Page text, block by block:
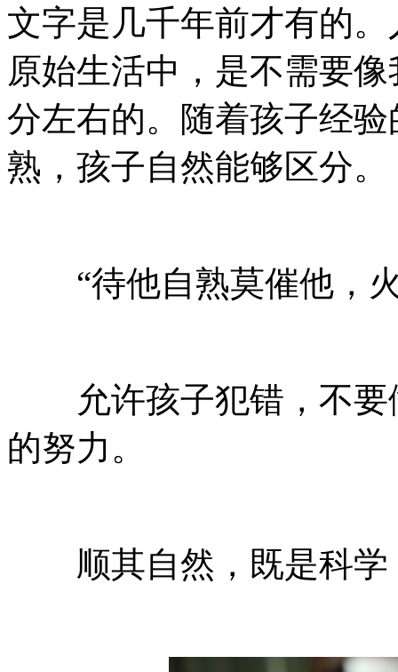
文字是几千年前才有的
原始生活中，是不需要
分左右的。随着孩子经
熟，孩子自然能够区分。
“待他自熟莫催他，
允许孩子犯错，不要
的努力。
顺其自然，既是科学